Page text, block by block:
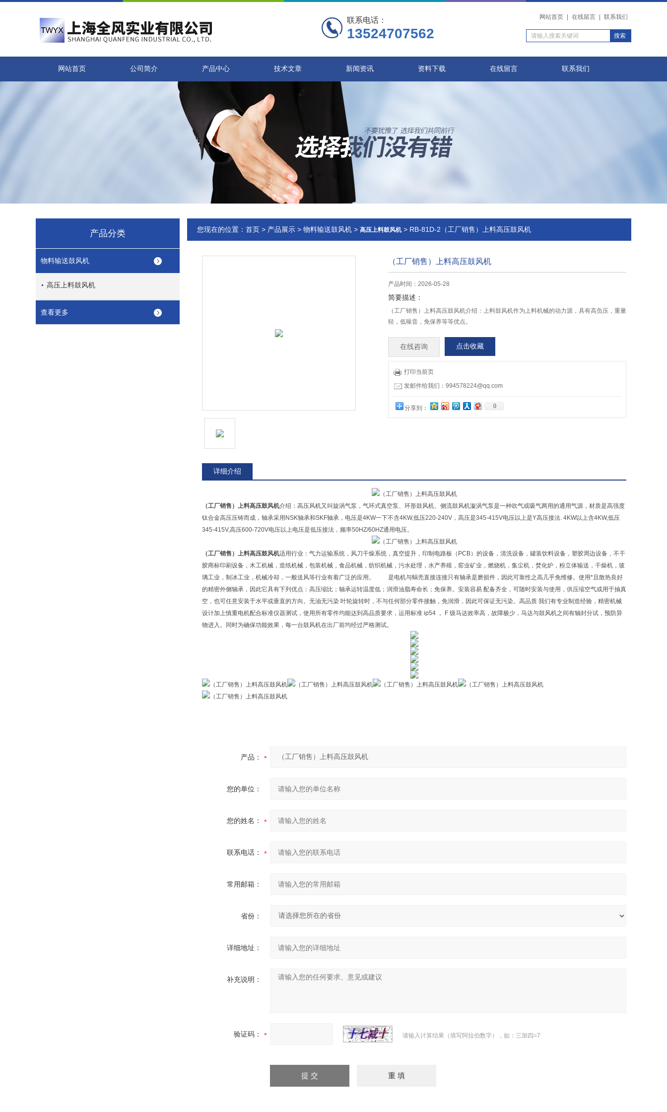
联系电话：
13524707562
网站首页 在线留言 联系我们
网站首页 公司简介 产品中心 技术文章 新闻资讯 资料下载 在线留言 联系我们
产品分类
物料输送鼓风机
高压上料鼓风机
查看更多
您现在的位置： 首页 > 产品展示 > 物料输送鼓风机 > 高压上料鼓风机> RB-81D-2（工厂销售）上料高压鼓风机
（工厂销售）上料高压鼓风机
产品时间：2026-05-28
简要描述：
（工厂销售）上料高压鼓风机介绍：上料鼓风机作为上料机械的动力源，具有高负压，重量
轻，低噪音，免保养等等优点。
在线咨询 点击收藏
打印当前页
发邮件给我们：994578224@qq.com
分享到： 0
详细介绍
（工厂销售）上料高压鼓风机介绍：高压风机又叫旋涡气泵，气环式真空泵、环形鼓风机、侧流鼓风机漩涡气泵是一种吹气或吸气两用的通用气源，材质是高强度
钛合金高压压铸而成，轴承采用NSK轴承和SKF轴承，电压是4KW一下不含4KW,低压220-240V，高压是345-415V电压以上是Y高压接法. 4KW以上含4KW,低压
345-415V,高压600-720V电压以上电压是低压接法，频率50HZ/60HZ通用电压。
（工厂销售）上料高压鼓风机适用行业：气力运输系统，风刀干燥系统，真空提升，印制电路板（PCB）的设备，清洗设备，罐装饮料设备，塑胶周边设备，不干
胶商标印刷设备，木工机械，造纸机械，包装机械，食品机械，纺织机械，污水处理，水产养殖，窑业矿业，燃烧机，集尘机，焚化炉，粉立体输送，干燥机，玻
璃工业，制冰工业，机械冷却，一般送风等行业有着广泛的应用。 是电机与蜗壳直接连接只有轴承是磨损件，因此可靠性之高几乎免维修。使用*且散热良好
的精密外侧轴承，因此它具有下列优点：高压缩比；轴承运转温度低；润滑油脂寿命长；免保养。安装容易 配备齐全，可随时安装与使用，供压缩空气或用于抽真
空，也可任意安装于水平或垂直的方向。无油无污染 叶轮旋转时，不与任何部分零件接触，免润滑，因此可保证无污染。高品质 我们有专业制造经验，精密机械
设计加上慎重电机配合标准仪器测试，使用所有零件均能达到高品质要求，运用标准 ip54 ， F 级马达效率高，故障极少，马达与鼓风机之间有轴封分试，预防异
物进入。同时为确保功能效果，每一台鼓风机在出厂前均经过严格测试。
产品：
您的单位：
您的姓名：
联系电话：
常用邮箱：
省份：
详细地址：
补充说明：
验证码： 请输入计算结果（填写阿拉伯数字），如：三加四=7